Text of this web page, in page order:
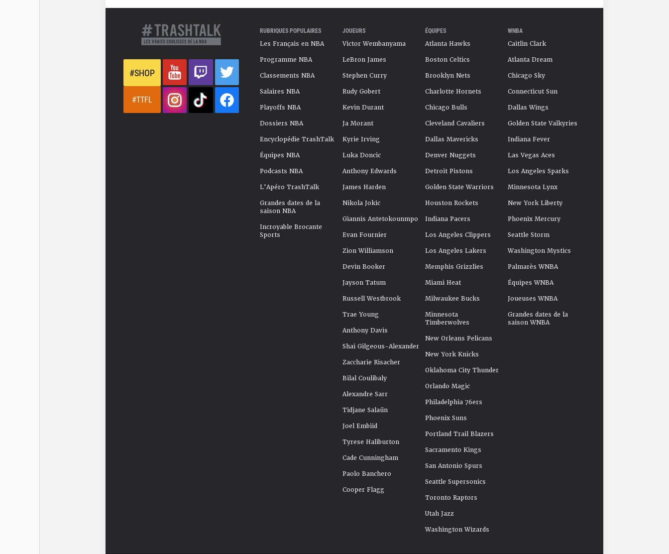
#SHOP
#TTFL
RUBRIQUES POPULAIRES
Les Français en NBA
Programme NBA
Classements NBA
Salaires NBA
Playoffs NBA
Dossiers NBA
Encyclopédie TrashTalk
Équipes NBA
Podcasts NBA
L'Apéro TrashTalk
Grandes dates de la
saison NBA
Incroyable Brocante
Sports
JOUEURS
Victor Wembanyama
LeBron James
Stephen Curry
Rudy Gobert
Kevin Durant
Ja Morant
Kyrie Irving
Luka Doncic
Anthony Edwards
James Harden
Nikola Jokic
Giannis Antetokounmpo
Evan Fournier
Zion Williamson
Devin Booker
Jayson Tatum
Russell Westbrook
Trae Young
Anthony Davis
Shai Gilgeous-Alexander
Zaccharie Risacher
Bilal Coulibaly
Alexandre Sarr
Tidjane Salaün
Joel Embiid
Tyrese Haliburton
Cade Cunningham
Paolo Banchero
Cooper Flagg
ÉQUIPES
Atlanta Hawks
Boston Celtics
Brooklyn Nets
Charlotte Hornets
Chicago Bulls
Cleveland Cavaliers
Dallas Mavericks
Denver Nuggets
Detroit Pistons
Golden State Warriors
Houston Rockets
Indiana Pacers
Los Angeles Clippers
Los Angeles Lakers
Memphis Grizzlies
Miami Heat
Milwaukee Bucks
Minnesota
Timberwolves
New Orleans Pelicans
New York Knicks
Oklahoma City Thunder
Orlando Magic
Philadelphia 76ers
Phoenix Suns
Portland Trail Blazers
Sacramento Kings
San Antonio Spurs
Seattle Supersonics
Toronto Raptors
Utah Jazz
Washington Wizards
WNBA
Caitlin Clark
Atlanta Dream
Chicago Sky
Connecticut Sun
Dallas Wings
Golden State Valkyries
Indiana Fever
Las Vegas Aces
Los Angeles Sparks
Minnesota Lynx
New York Liberty
Phoenix Mercury
Seattle Storm
Washington Mystics
Palmarès WNBA
Équipes WNBA
Joueuses WNBA
Grandes dates de la
saison WNBA